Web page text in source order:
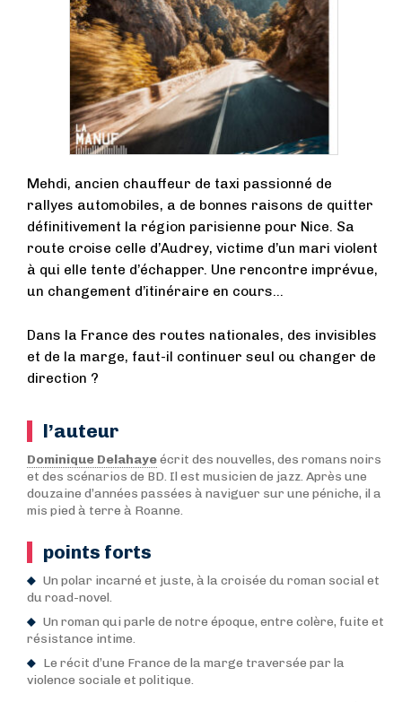
Mehdi, ancien chauffeur de taxi passionné de
rallyes automobiles, a de bonnes raisons de quitter
définitivement la région parisienne pour Nice. Sa
route croise celle d’Audrey, victime d’un mari violent
à qui elle tente d’échapper. Une rencontre imprévue,
un changement d’itinéraire en cours…
Dans la France des routes nationales, des invisibles
et de la marge, faut-il continuer seul ou changer de
direction ?
l’auteur
Dominique Delahayeécrit des nouvelles, des romans noirs
et des scénarios de BD. Il est musicien de jazz. Après une
douzaine d’années passées à naviguer sur une péniche, il a
mis pied à terre à Roanne.
points forts
Un polar incarné et juste, à la croisée du roman social et
du road-novel.
Un roman qui parle de notre époque, entre colère, fuite et
résistance intime.
Le récit d’une France de la marge traversée par la
violence sociale et politique.